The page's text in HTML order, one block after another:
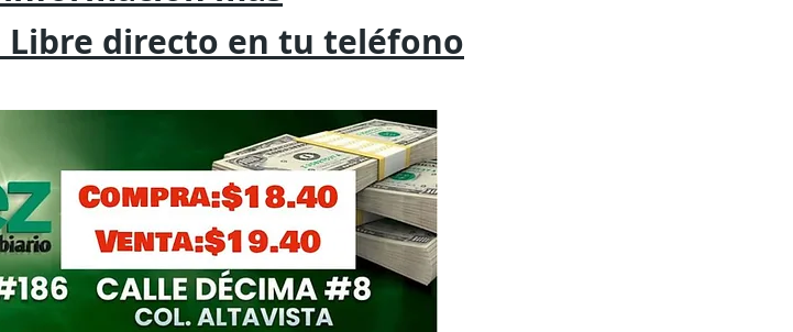
Libre directo en tu teléfono